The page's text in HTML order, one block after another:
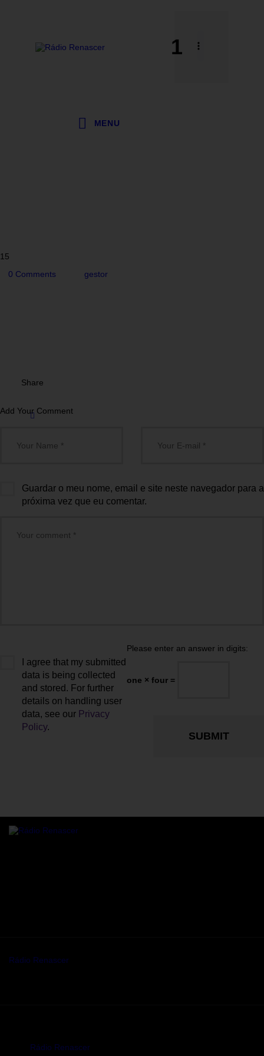
1
MENU
15
0 Comments gestor
Share
Add Your Comment
Guardar o meu nome, email e site neste navegador para a
próxima vez que eu comentar.
I agree that my submitted
data is being collected
and stored. For further
details on handling user
data, see our Privacy
Policy.
Please enter an answer in digits:
one × four =
Rádio Renascer
Rádio Renascer